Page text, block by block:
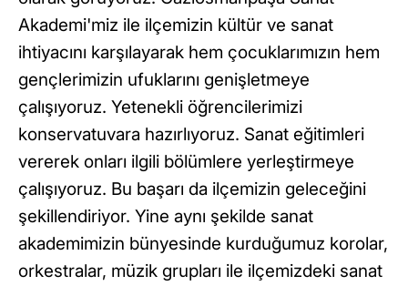
Akademi'miz ile ilçemizin kültür ve sanat
ihtiyacını karşılayarak hem çocuklarımızın hem
gençlerimizin ufuklarını genişletmeye
çalışıyoruz. Yetenekli öğrencilerimizi
konservatuvara hazırlıyoruz. Sanat eğitimleri
vererek onları ilgili bölümlere yerleştirmeye
çalışıyoruz. Bu başarı da ilçemizin geleceğini
şekillendiriyor. Yine aynı şekilde sanat
akademimizin bünyesinde kurduğumuz korolar,
orkestralar, müzik grupları ile ilçemizdeki sanat